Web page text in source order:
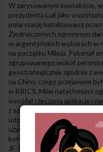
W zarysowanym kontekście,
prezydenta Luli jako
polaryzację katalizowaną
Zjednoczonych ogromnym
w argentyńskich wyborach w
na początku Mileia. Pokonał
zgrupowanego wokół
geostrategicznie zgodnie z
na Chiny, czego przejawem
w BRICS. Milei natychmiast
wycofał rzeczoną aplikację i
z administracją Joego Bidena.
udzielone przez Amerykanów
używanych samolotów F-
kontrkandydatem były za
JF-17). Aktualne władze